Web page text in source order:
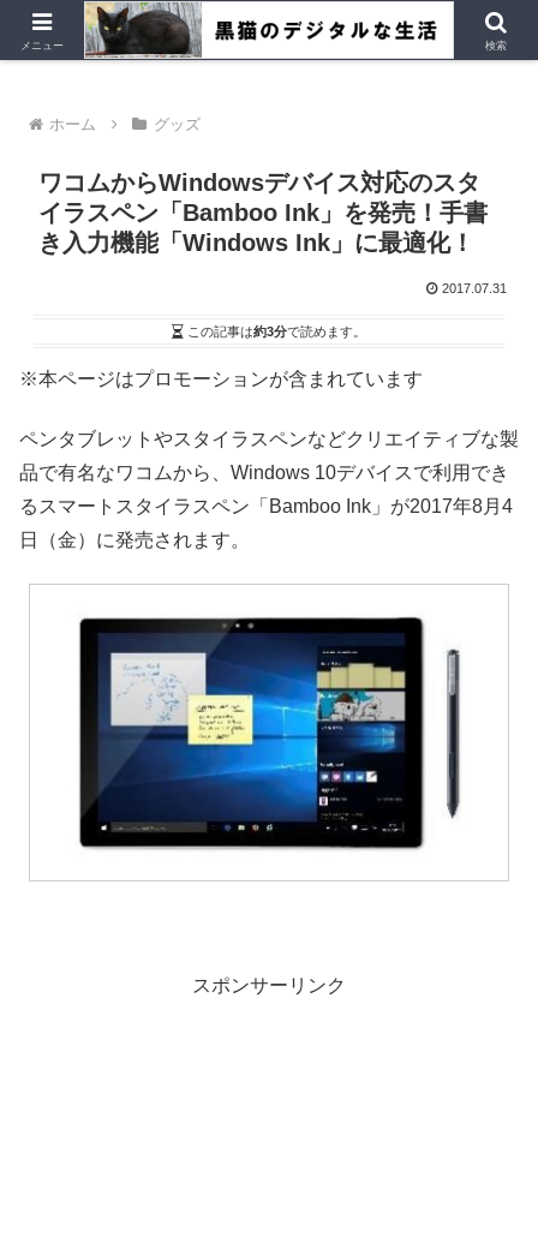
デジタルデバイス、Ubuntu など
ホーム グッズ
ワコムからWindowsデバイス対応のスタ
イラスペン「Bamboo Ink」を発売！手書
き入力機能「Windows Ink」に最適化！
2017.07.31
この記事は約3分で読めます。
※本ページはプロモーションが含まれています
ペンタブレットやスタイラスペンなどクリエイティブな製
品で有名なワコムから、Windows 10デバイスで利用でき
るスマートスタイラスペン「Bamboo Ink」が2017年8月4
日（金）に発売されます。
スポンサーリンク
メニュー 検索